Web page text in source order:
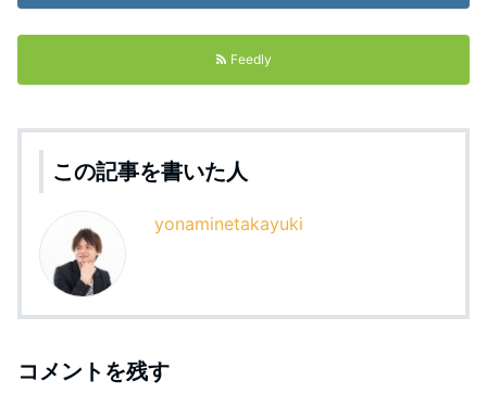
Feedly
この記事を書いた人
yonaminetakayuki
コメントを残す